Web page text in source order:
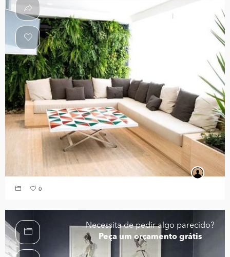
0
Necessita de pedir algo parecido?
Peça um orçamento grátis